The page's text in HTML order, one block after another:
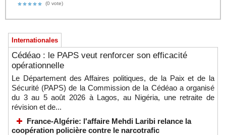
(0 vote)
Internationales
Cédéao : le PAPS veut renforcer son efficacité
opérationnelle
Le Département des Affaires politiques, de la Paix et de la
Sécurité (PAPS) de la Commission de la Cédéao a organisé
du 3 au 5 août 2026 à Lagos, au Nigéria, une retraite de
révision et de...
France-Algérie: l'affaire Mehdi Laribi relance la
coopération policière contre le narcotrafic